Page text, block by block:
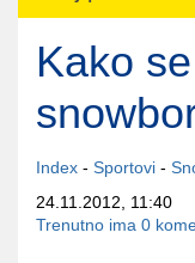
Kako
Index - Sportovi -
24.11.2012, 11:40
Trenutno ima 0